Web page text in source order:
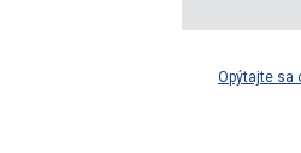
Opýtajte sa